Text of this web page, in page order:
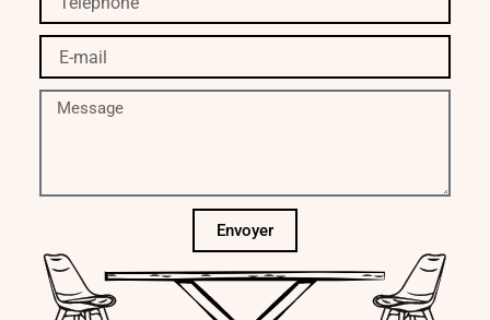
mail
Message
Envoyer